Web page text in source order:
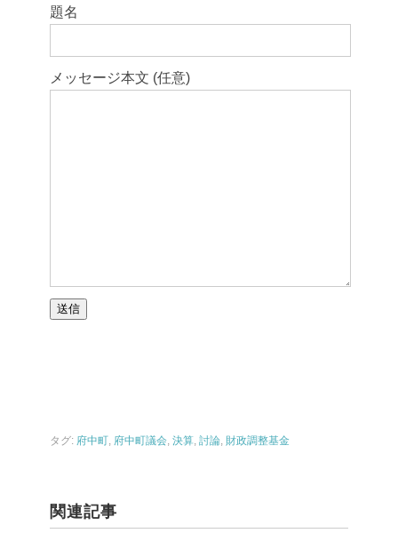
題名
メッセージ本文 (任意)
タグ: 府中町, 府中町議会, 決算, 討論, 財政調整基金
関連記事